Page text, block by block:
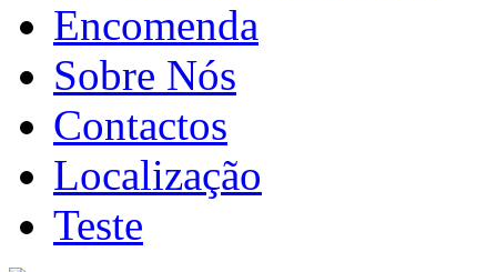
Encomenda
Sobre Nós
Contactos
Localização
Teste